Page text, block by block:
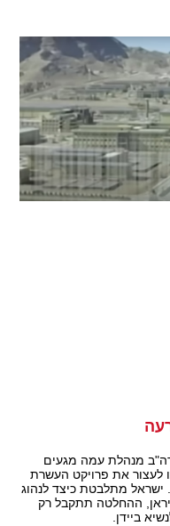
מנהלת עמה מגעים
לעצור את פרויקט העשרת
ישראל מתלבטת כיצד לנהוג
ההחלטה תתקבל רק
ביידן.